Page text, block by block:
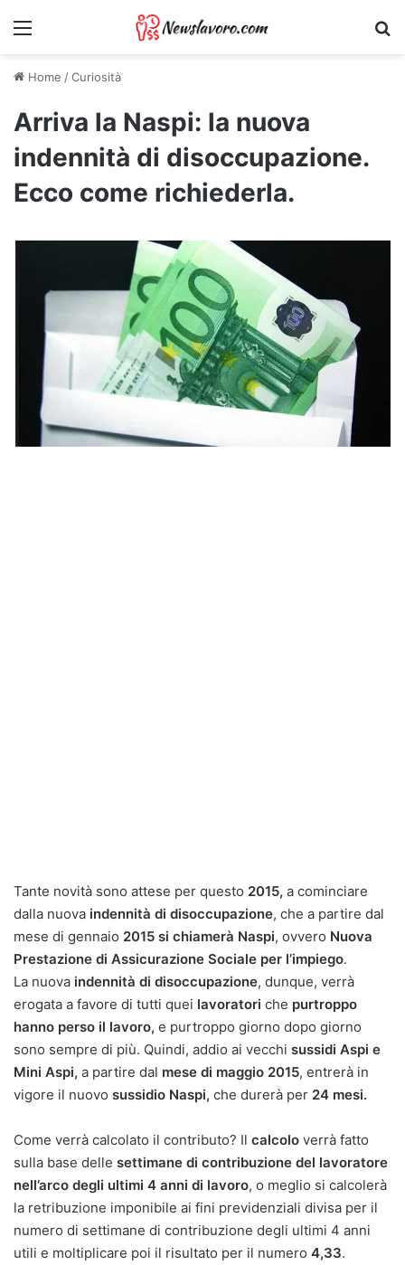
Menu
Home /Curiosità
Arriva la Naspi: la nuova
indennità di disoccupazione.
Ecco come richiederla.
Tante novità sono attese per questo 2015, a cominciare
dalla nuova indennità di disoccupazione, che a partire dal
mese di gennaio 2015 si chiamerà Naspi, ovvero Nuova
Prestazione di Assicurazione Sociale per l’impiego.
La nuova indennità di disoccupazione, dunque, verrà
erogata a favore di tutti quei lavoratori che purtroppo
hanno perso il lavoro, e purtroppo giorno dopo giorno
sono sempre di più. Quindi, addio ai vecchi sussidi Aspi e
Mini Aspi, a partire dal mese di maggio 2015, entrerà in
vigore il nuovo sussidio Naspi, che durerà per 24 mesi.
Come verrà calcolato il contributo? Il calcolo verrà fatto
sulla base delle settimane di contribuzione del lavoratore
nell’arco degli ultimi 4 anni di lavoro, o meglio si calcolerà
la retribuzione imponibile ai fini previdenziali divisa per il
numero di settimane di contribuzione degli ultimi 4 anni
utili e moltiplicare poi il risultato per il numero 4,33.